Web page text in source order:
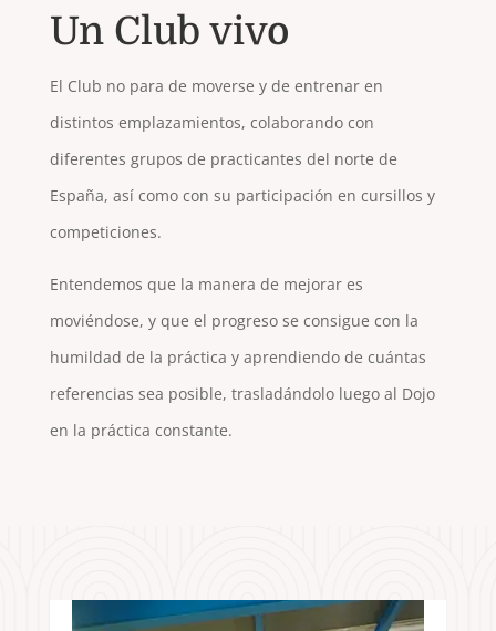
Un Club vivo
El Club no para de moverse y de entrenar en
distintos emplazamientos, colaborando con
diferentes grupos de practicantes del norte de
España, así como con su participación en cursillos y
competiciones.
Entendemos que la manera de mejorar es
moviéndose, y que el progreso se consigue con la
humildad de la práctica y aprendiendo de cuántas
referencias sea posible, trasladándolo luego al Dojo
en la práctica constante.